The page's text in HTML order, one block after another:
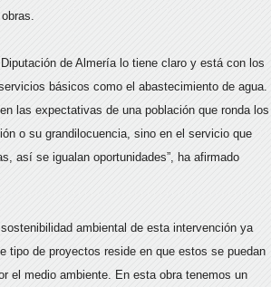
de Almería lo tiene claro y está con los
básicos como el abastecimiento de agua.
las expectativas de una población que ronda los
o su grandilocuencia, sino en el servicio que
así se igualan oportunidades”, ha afirmado
ambiental de esta intervención ya
tipo de proyectos reside en que estos se puedan
el medio ambiente. En esta obra tenemos un